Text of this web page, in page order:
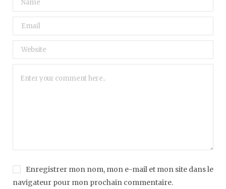
Enregistrer mon nom, mon e-mail et mon site dans le
navigateur pour mon prochain commentaire.